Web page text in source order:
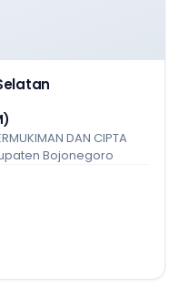
DAN CIPTA
Bojonegoro